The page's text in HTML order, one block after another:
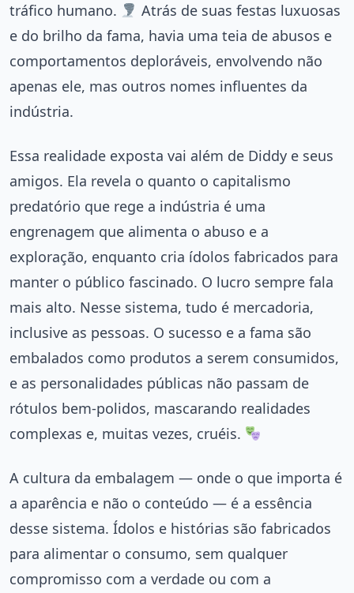
tráfico humano.
Atrás de suas festas luxuosas
e do brilho da fama, havia uma teia de abusos e
comportamentos deploráveis, envolvendo não
apenas ele, mas outros nomes influentes da
indústria.
Essa realidade exposta vai além de Diddy e seus
amigos. Ela revela o quanto o capitalismo
predatório que rege a indústria é uma
engrenagem que alimenta o abuso e a
exploração, enquanto cria ídolos fabricados para
manter o público fascinado. O lucro sempre fala
mais alto. Nesse sistema, tudo é mercadoria,
inclusive as pessoas. O sucesso e a fama são
embalados como produtos a serem consumidos,
e as personalidades públicas não passam de
rótulos bem-polidos, mascarando realidades
complexas e, muitas vezes, cruéis.
A cultura da embalagem — onde o que importa é
a aparência e não o conteúdo — é a essência
desse sistema. Ídolos e histórias são fabricados
para alimentar o consumo, sem qualquer
compromisso com a verdade ou com a